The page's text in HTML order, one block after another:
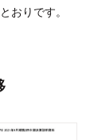
おりです。